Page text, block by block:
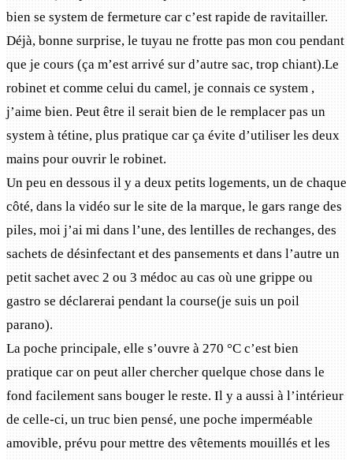
bien se system de fermeture car c’est rapide de ravitailler.
Déjà, bonne surprise, le tuyau ne frotte pas mon cou pendant
que je cours (ça m’est arrivé sur d’autre sac, trop chiant).Le
robinet et comme celui du camel, je connais ce system ,
j’aime bien. Peut être il serait bien de le remplacer pas un
system à tétine, plus pratique car ça évite d’utiliser les deux
mains pour ouvrir le robinet.
Un peu en dessous il y a deux petits logements, un de chaque
côté, dans la vidéo sur le site de la marque, le gars range des
piles, moi j’ai mi dans l’une, des lentilles de rechanges, des
sachets de désinfectant et des pansements et dans l’autre un
petit sachet avec 2 ou 3 médoc au cas où une grippe ou
gastro se déclarerai pendant la course(je suis un poil
parano).
La poche principale, elle s’ouvre à 270 °C c’est bien
pratique car on peut aller chercher quelque chose dans le
fond facilement sans bouger le reste. Il y a aussi à l’intérieur
de celle-ci, un truc bien pensé, une poche imperméable
amovible, prévu pour mettre des vêtements mouillés et les